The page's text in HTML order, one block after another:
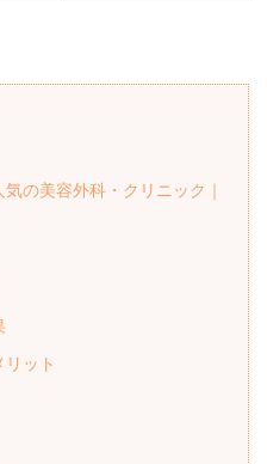
の美容外科・クリニック｜
リット